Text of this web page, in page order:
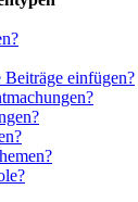
einfügen?